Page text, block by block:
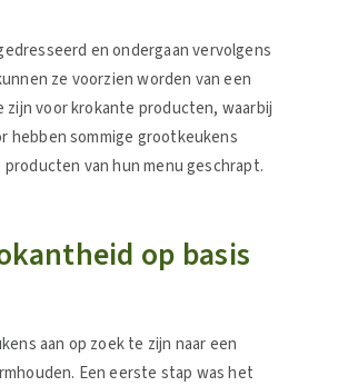
en ondergaan vervolgens
ze voorzien worden van een
voor krokante producten, waarbij
hebben sommige grootkeukens
van hun menu geschrapt.
op basis
aan op zoek te zijn naar een
Een eerste stap was het